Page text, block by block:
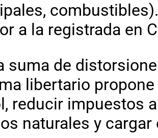
a la registrada en
suma de
libertario
reducir impuestos
naturales y